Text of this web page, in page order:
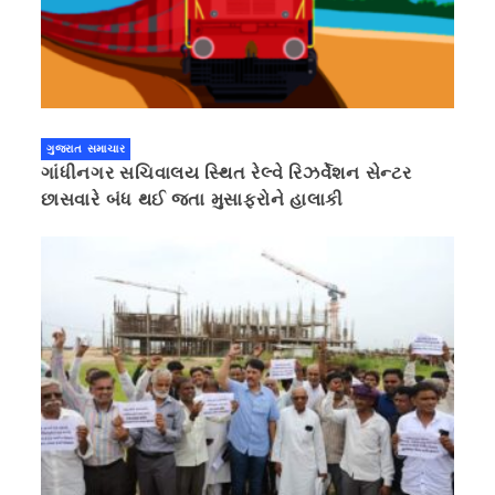
ગુજરાત સમાચાર
ગાંધીનગર સચિવાલય સ્થિત રેલ્વે રિઝર્વેશન સેન્ટર
છાસવારે બંધ થઈ જતા મુસાફરોને હાલાકી